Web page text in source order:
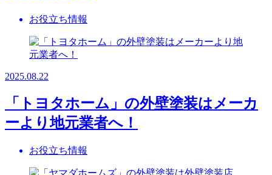
お役立ち情報
2025.08.22
「トヨタホーム」の外壁塗装はメーカ
ーより地元業者へ！
お役立ち情報